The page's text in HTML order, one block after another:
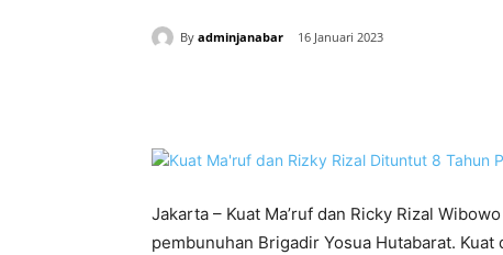
By adminjanabar 16 Januari 2023
Jakarta – Kuat Ma’ruf dan Ricky Rizal
pembunuhan Brigadir Yosua Hutabarat.